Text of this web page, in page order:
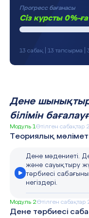
Прогресс бағанасы
Сіз курсты 0%-ға
13 сабақ | 13 тапсырма |
Дене
білімін
Модуль 1Өтілген сабақтар
Теориялық
Дене мәдениеті.
және сауықтыру
тәрбиесі
негіздері.
Модуль 2Өтілген сабақтар
Дене тәрбиесі